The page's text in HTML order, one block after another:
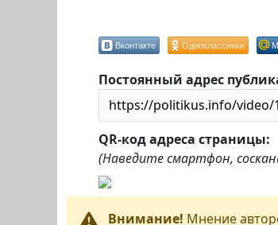
Вконтакте Одноклассники
Постоянный адрес
QR-код адреса страницы:
(Наведите смартфон,
Внимание! Мнение